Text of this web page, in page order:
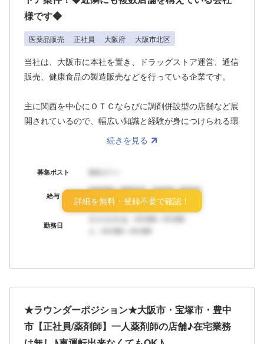
様です◆
医薬品販売 正社員 大阪府 大阪市北区
当社は、大阪市に本社を置き、ドラッグストア運営、通信
販売、健康食品の製造販売などを行っている企業です。
主に関西を中心にＯＴＣならびに調剤併設型の店舗など展
開されているので、幅広い知識と経験が身につけられる環
境です。常に新たな取組みを考え、関西を中心に新規出店
店舗年齢構成としては経験豊富40代～60代の方も活躍し
ており、お客様や患者様からは以前よりご利用いただいて
おり、安心してご来店いただいております。
現在23店舗を展開しており、内訳は大阪府に17（大阪市
市1）、京都市伏見区に1となっている。店構えは赤を基調
性向け雑貨を中心としたものも展開しております。
当社の新店舗（くすりばこ）がグッドデザイン賞にも受賞
続きを見る
募集ポスト 募集ポスト
給与
年収XXX～XXX万円 月給XX～XX万円
ボーナス：年X回
勤務日
土：HH:MM～HH:MM
詳細を無料・登録不要で確認！
★ラウンダーポジション★大阪市・宝塚市・豊中
市【正社員/薬剤師】一人薬剤師の店舗♪在宅業務